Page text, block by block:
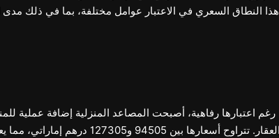
هذا النطاق السعري في الاعتبار عوامل مختلفة، بما في ذلك
رغم اعتبارها رفاهية، أصبحت المصاعد المنزلية إضافة عملية
العقار. تتراوح أسعارها بين